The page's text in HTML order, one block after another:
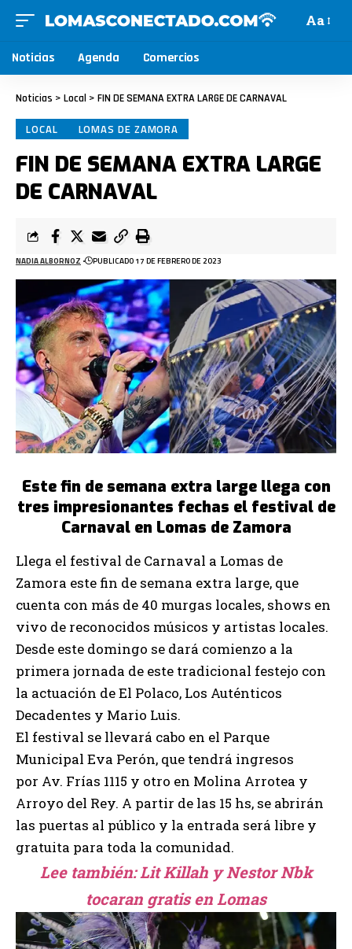
Aa
Noticias Agenda Comercios
Noticias > Local > FIN DE SEMANA EXTRA LARGE DE CARNAVAL
LOCAL LOMAS DE ZAMORA
FIN DE SEMANA EXTRA LARGE
DE CARNAVAL
NADIA ALBORNOZ PUBLICADO 17 DE FEBRERO DE 2023
Este fin de semana extra large llega con
tres impresionantes fechas el festival de
Carnaval en Lomas de Zamora
Llega el festival de Carnaval a Lomas de
Zamora este fin de semana extra large, que
cuenta con más de 40 murgas locales, shows en
vivo de reconocidos músicos y artistas locales.
Desde este domingo se dará comienzo a la
primera jornada de este tradicional festejo con
la actuación de El Polaco, Los Auténticos
Decadentes y Mario Luis.
El festival se llevará cabo en el Parque
Municipal Eva Perón, que tendrá ingresos
por Av. Frías 1115 y otro en Molina Arrotea y
Arroyo del Rey. A partir de las 15 hs, se abrirán
las puertas al público y la entrada será libre y
gratuita para toda la comunidad.
Lee también:Lit Killah y Nestor Nbk
tocaran gratis en Lomas